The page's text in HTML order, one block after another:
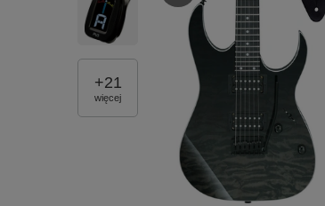
+21
więcej